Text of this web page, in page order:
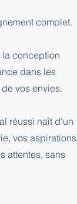
complet.
la conception
dans les
vos envies.
réussi naît d'un
vos aspirations
attentes, sans